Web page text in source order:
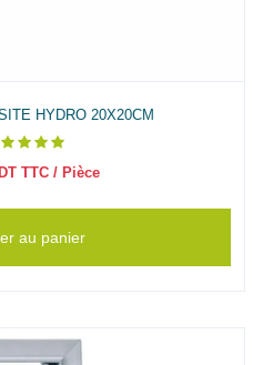
HYDRO 20X20CM
DT TTC/ Pièce
au panier